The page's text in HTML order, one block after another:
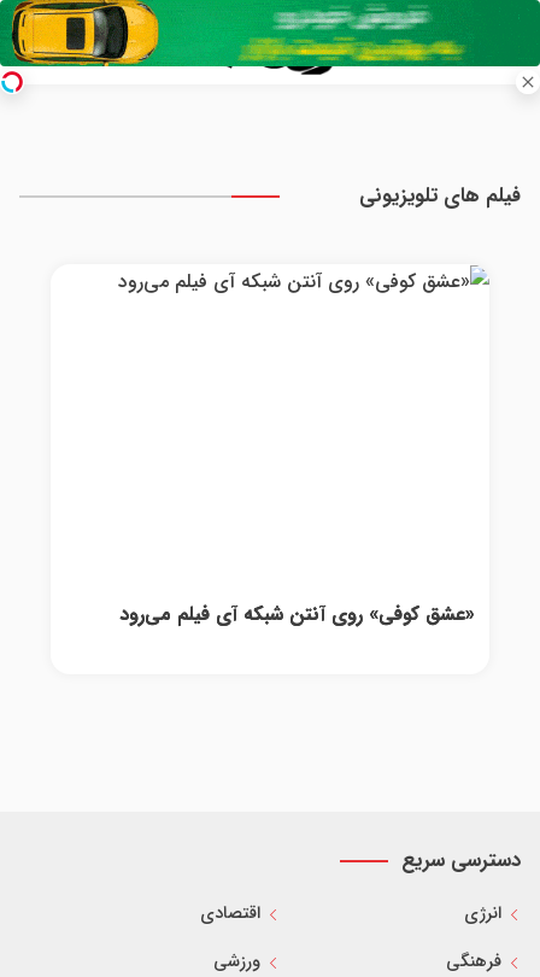
فیلم های تلویزیونی
«عشق کوفی» روی آنتن شبکه آی فیلم می‌رود
دسترسی سریع
انرژی
اقتصادی
فرهنگی
ورزشی